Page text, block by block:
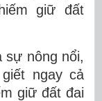
giữ đất
sự nông nổi,
ngay cả
giữ đất đai